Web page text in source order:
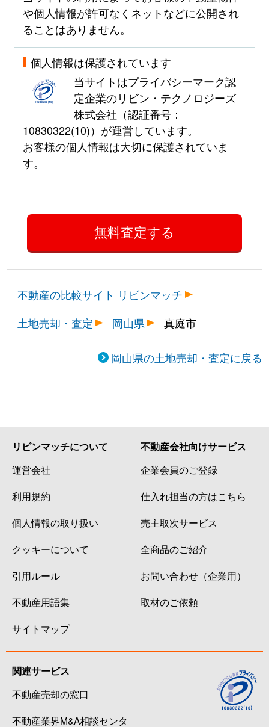
や個人情報が許可なくネットなどに公開され
ることはありません。
個人情報は保護されています
当サイトはプライバシーマーク認
定企業のリビン・テクノロジーズ
株式会社（認証番号：
10830322(10)）が運営しています。
お客様の個人情報は大切に保護されていま
す。
不動産の比較サイト リビンマッチ
土地売却・査定
岡山県 真庭市
岡山県の土地売却・査定に戻る
リビンマッチについて
運営会社
利用規約
個人情報の取り扱い
クッキーについて
引用ルール
不動産用語集
サイトマップ
不動産会社向けサービス
企業会員のご登録
仕入れ担当の方はこちら
売主取次サービス
全商品のご紹介
お問い合わせ（企業用）
取材のご依頼
関連サービス
不動産売却の窓口
不動産業界M&A相談センタ